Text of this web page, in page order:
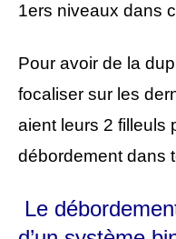
1ers niveaux dans
Pour avoir de la
focaliser sur les
aient leurs 2 filleuls
débordement dans
Le